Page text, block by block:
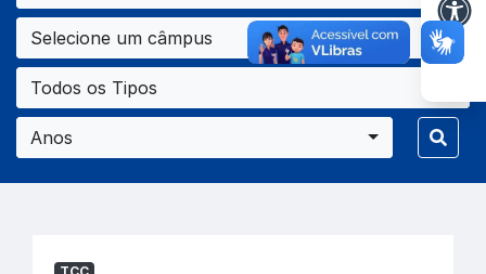
Selecione um câmpus
Todos os Tipos
Anos